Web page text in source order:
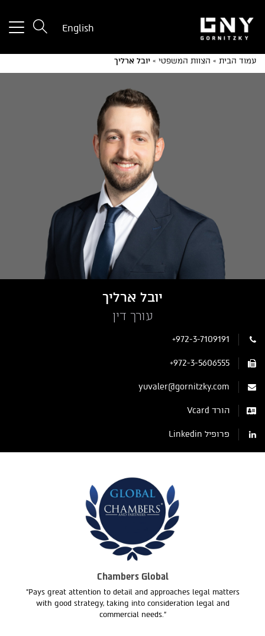
English
עמוד הבית » הצוות המשפטי » יובל ארליך
יובל ארליך
עורך דין
+972-3-7109191
+972-3-5606555
yuvaler@gornitzky.com
הורד Vcard
פרופיל Linkedin
Chambers Global
"Pays great attention to detail and approaches legal matters
with good strategy, taking into consideration legal and
commercial needs."